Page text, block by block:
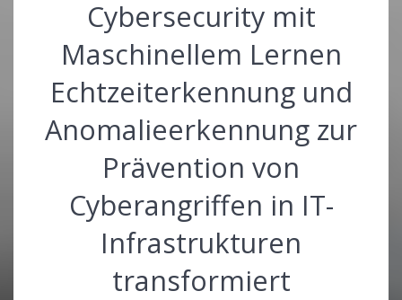
Cybersecurity mit
Maschinellem Lernen
Echtzeiterkennung und
Anomalieerkennung zur
Prävention von
Cyberangriffen in IT-
Infrastrukturen
transformiert